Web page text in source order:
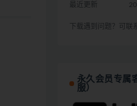
最近更新
下载遇到问题？可联
永久会员专属
服）